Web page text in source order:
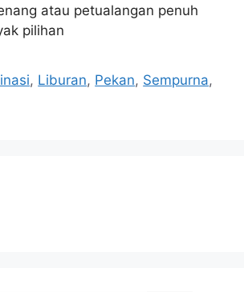
atau petualangan penuh
pilihan
, Liburan, Pekan, Sempurna,